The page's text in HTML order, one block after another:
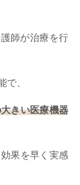
師が​治療を行
で、
きい医療機器
果を早く実感